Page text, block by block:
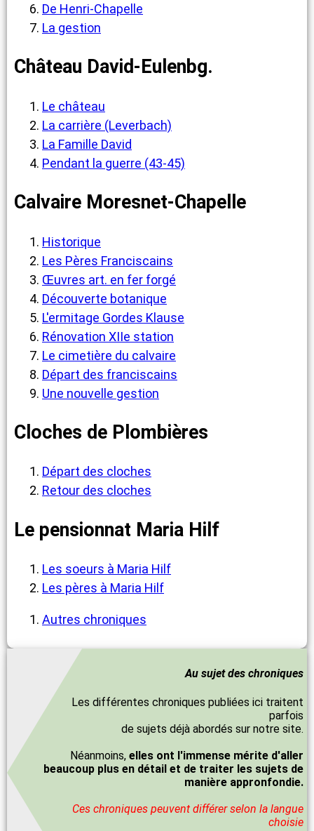
De Henri-Chapelle
La gestion
Château David-Eulenbg.
Le château
La carrière (Leverbach)
La Famille David
Pendant la guerre (43-45)
Calvaire Moresnet-Chapelle
Historique
Les Pères Franciscains
Œuvres art. en fer forgé
Découverte botanique
L'ermitage Gordes Klause
Rénovation XIIe station
Le cimetière du calvaire
Départ des franciscains
Une nouvelle gestion
Cloches de Plombières
Départ des cloches
Retour des cloches
Le pensionnat Maria Hilf
Les soeurs à Maria Hilf
Les pères à Maria Hilf
Autres chroniques
Au sujet des chroniques
Les différentes chroniques publiées ici traitent
parfois
de sujets déjà abordés sur notre site.
Néanmoins, elles ont l'immense mérite d'aller
beaucoup plus en détail et de traiter les sujets de
manière appronfondie.
Ces chroniques peuvent différer selon la langue
choisie